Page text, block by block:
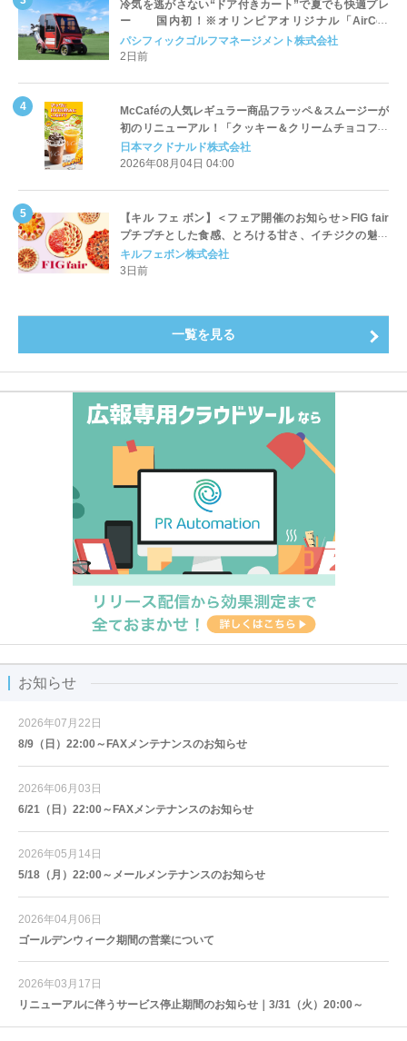
冷気を逃がさない“ドア付きカート”で夏でも快適プレ
ー 国内初！※オリンピアオリジナル「AirCon
Cart（エアコンカート）」導入 | ＰＧＭ
パシフィックゴルフマネージメント株式会社
2日前
McCaféの人気レギュラー商品フラッペ＆スムージーが
初のリニューアル！「クッキー＆クリームチョコフラ
ッペ」「マンゴースムージー」8月5日（水）から販売
開始
日本マクドナルド株式会社
2026年08月04日 04:00
【キル フェ ボン】＜フェア開催のお知らせ＞FIG fair
プチプチとした食感、とろける甘さ、イチジクの魅力
をたっぷりと。新作を含め、イチジク尽くしの全4種が
登場8月20日（木）スタート
キルフェボン株式会社
3日前
一覧を見る
お知らせ
2026年07月22日
8/9（日）22:00～FAXメンテナンスのお知らせ
2026年06月03日
6/21（日）22:00～FAXメンテナンスのお知らせ
2026年05月14日
5/18（月）22:00～メールメンテナンスのお知らせ
2026年04月06日
ゴールデンウィーク期間の営業について
2026年03月17日
リニューアルに伴うサービス停止期間のお知らせ｜3/31（火）20:00～